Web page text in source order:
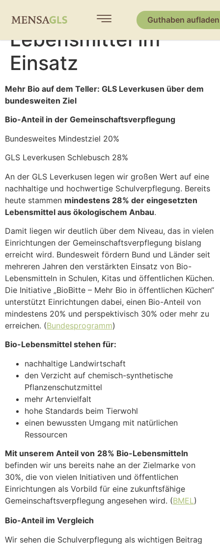
Guthaben aufladen
28% BIO
Lebensmittel im
Einsatz
Mehr Bio auf dem Teller: GLS Leverkusen über dem
bundesweiten Ziel
Bio-Anteil in der Gemeinschaftsverpflegung
Bundesweites Mindestziel 20%
GLS Leverkusen Schlebusch 28%
An der GLS Leverkusen legen wir großen Wert auf eine
nachhaltige und hochwertige Schulverpflegung. Bereits
heute stammen mindestens 28% der eingesetzten
Lebensmittel aus ökologischem Anbau.
Damit liegen wir deutlich über dem Niveau, das in vielen
Einrichtungen der Gemeinschaftsverpflegung bislang
erreicht wird. Bundesweit fördern Bund und Länder seit
mehreren Jahren den verstärkten Einsatz von Bio-
Lebensmitteln in Schulen, Kitas und öffentlichen Küchen.
Die Initiative „BioBitte – Mehr Bio in öffentlichen Küchen“
unterstützt Einrichtungen dabei, einen Bio-Anteil von
mindestens 20% und perspektivisch 30% oder mehr zu
erreichen. (Bundesprogramm)
Bio-Lebensmittel stehen für:
nachhaltige Landwirtschaft
den Verzicht auf chemisch-synthetische
Pflanzenschutzmittel
mehr Artenvielfalt
hohe Standards beim Tierwohl
einen bewussten Umgang mit natürlichen
Ressourcen
Mit unserem Anteil von 28% Bio-Lebensmitteln
befinden wir uns bereits nahe an der Zielmarke von
30%, die von vielen Initiativen und öffentlichen
Einrichtungen als Vorbild für eine zukunftsfähige
Gemeinschaftsverpflegung angesehen wird. (BMEL)
Bio-Anteil im Vergleich
Wir sehen die Schulverpflegung als wichtigen Beitrag